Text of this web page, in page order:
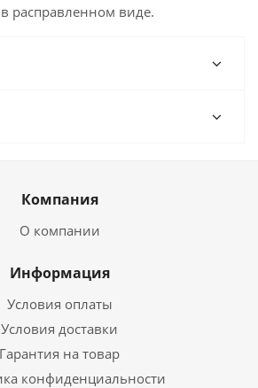
расправленном виде.
Компания
О компании
Информация
Условия оплаты
Условия доставки
Гарантия на товар
конфиденциальности